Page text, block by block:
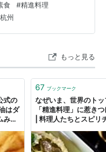
は圧倒的です。2021年
店は杭州市灵隐寺に隣
一軒家の大型店です。
1軒として選出。2026年
…
食 #精進料理
杭州
もっと見る
式の
はダ
みた
67 ブックマーク
なぜいま、世界のト
「精進料理」に惹き
| 料理人たちとスピリ